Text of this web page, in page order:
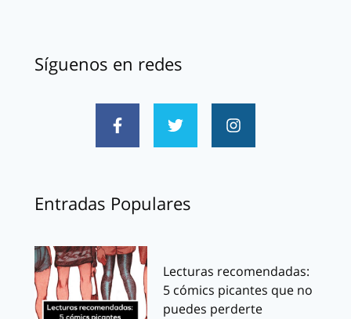
Síguenos en redes
Entradas Populares
Lecturas recomendadas:
5 cómics picantes que no
puedes perderte